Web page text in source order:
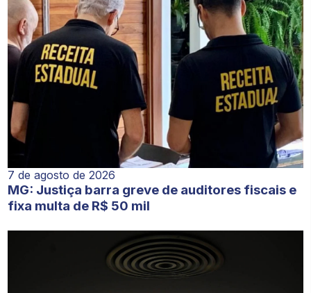
7 de agosto de 2026
MG: Justiça barra greve de auditores fiscais e
fixa multa de R$ 50 mil